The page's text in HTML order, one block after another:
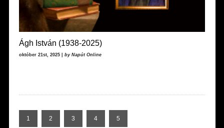
Ágh István (1938-2025)
október 21st, 2025 | by Napút Online
1 2 3 4 5